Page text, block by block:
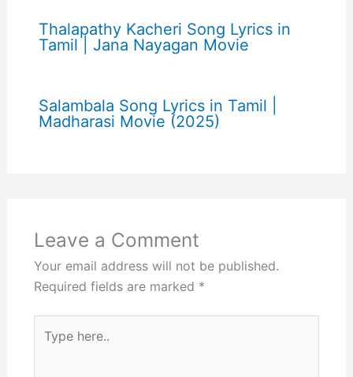
Thalapathy Kacheri Song Lyrics in
Tamil | Jana Nayagan Movie
Salambala Song Lyrics in Tamil |
Madharasi Movie (2025)
Leave a Comment
Your email address will not be published.
Required fields are marked *
here..